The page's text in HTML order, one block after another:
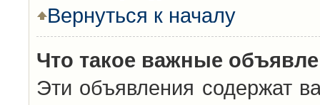
Вернуться к началу
Что такое важные
Эти объявления содержат